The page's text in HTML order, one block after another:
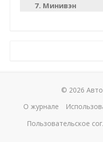
Минивэн
© 2026
О журнале
Пользовательское